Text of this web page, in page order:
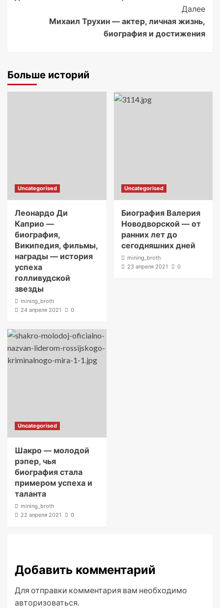
Далее
Михаил Трухин — актер, личная жизнь,
биография и достижения
Больше историй
Uncategorised
Леонардо Ди
Каприо —
биография,
Википедия, фильмы,
награды — история
успеха
голливудской
звезды
mining_broth
24 апреля 2021
0
Uncategorised
Биография Валерия
Новодворской — от
ранних лет до
сегодняшних дней
mining_broth
23 апреля 2021
0
Uncategorised
Шакро — молодой
рэпер, чья
биография стала
примером успеха и
таланта
mining_broth
22 апреля 2021
0
Добавить комментарий
Для отправки комментария вам необходимо
авторизоваться.